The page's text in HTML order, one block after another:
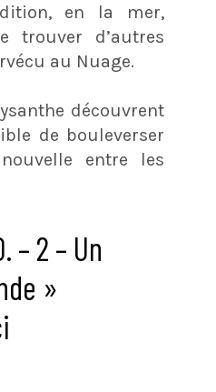
en la mer,
trouver d’autres
au Nuage.
découvrent
de bouleverser
entre les
– 2 – Un
»